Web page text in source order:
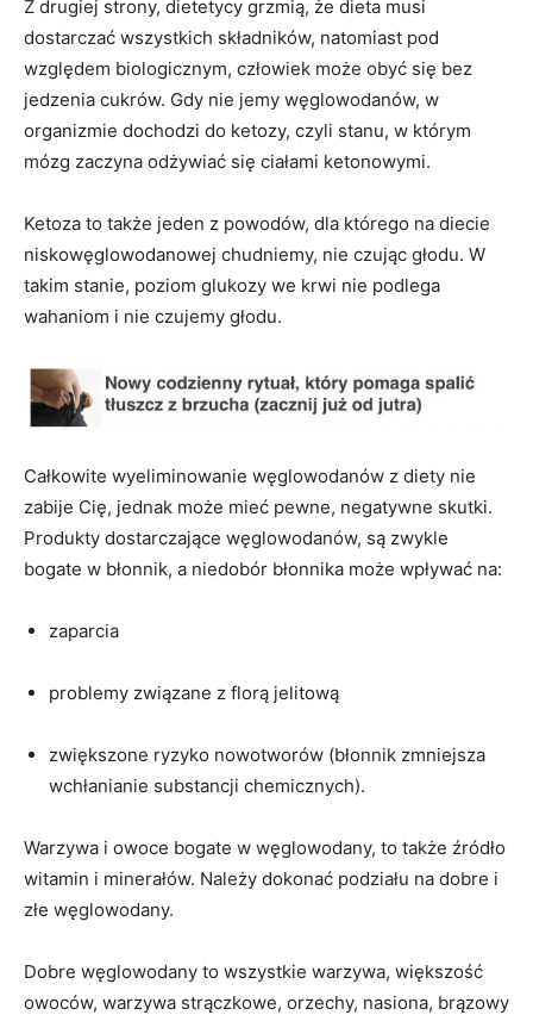
Z drugiej strony, dietetycy grzmią, że dieta musi
dostarczać wszystkich składników, natomiast pod
względem biologicznym, człowiek może obyć się bez
jedzenia cukrów. Gdy nie jemy węglowodanów, w
organizmie dochodzi do ketozy, czyli stanu, w którym
mózg zaczyna odżywiać się ciałami ketonowymi.
Ketoza to także jeden z powodów, dla którego na diecie
niskowęglowodanowej chudniemy, nie czując głodu. W
takim stanie, poziom glukozy we krwi nie podlega
wahaniom i nie czujemy głodu.
Całkowite wyeliminowanie węglowodanów z diety nie
zabije Cię, jednak może mieć pewne, negatywne skutki.
Produkty dostarczające węglowodanów, są zwykle
bogate w błonnik, a niedobór błonnika może wpływać na:
zaparcia
problemy związane z florą jelitową
zwiększone ryzyko nowotworów (błonnik zmniejsza
wchłanianie substancji chemicznych).
Warzywa i owoce bogate w węglowodany, to także źródło
witamin i minerałów. Należy dokonać podziału na dobre i
złe węglowodany.
Dobre węglowodany to wszystkie warzywa, większość
owoców, warzywa strączkowe, orzechy, nasiona, brązowy